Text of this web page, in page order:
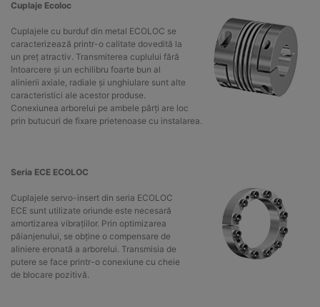
Cuplaje Ecoloc
Cuplajele cu burduf din metal ECOLOC se
caracterizează printr-o calitate dovedită la
un preț atractiv. Transmiterea cuplului fără
întoarcere și un echilibru foarte bun al
alinierii axiale, radiale și unghiulare sunt alte
caracteristici ale acestor produse.
Conexiunea arborelui pe ambele părți are loc
prin butucuri de fixare prietenoase cu instalarea.
Seria ECE ECOLOC
Cuplajele servo-insert din seria ECOLOC
ECE sunt utilizate oriunde este necesară
amortizarea vibrațiilor. Prin optimizarea
păianjenului, se obține o compensare de
aliniere eronată a arborelui. Transmisia de
putere se face printr-o conexiune cu cheie
de blocare pozitivă.